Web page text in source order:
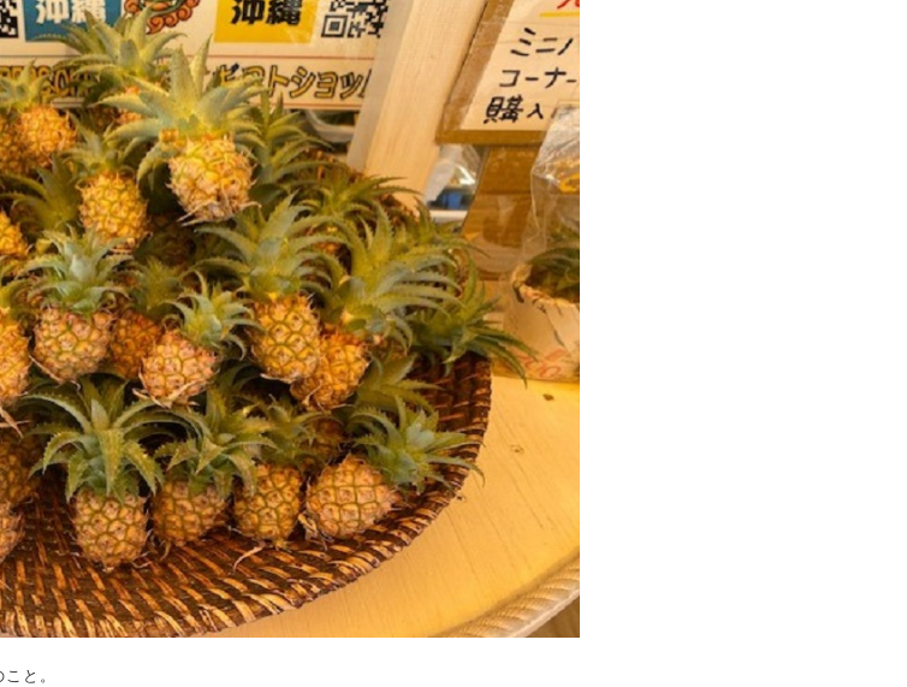
と。